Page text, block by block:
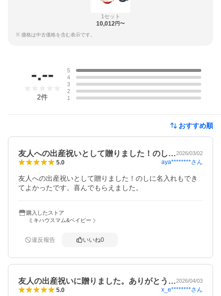
1セット
10,012円〜
※ 価格は中古価格を含む表示です。
-.--
2件
5
4
3
2
1
おすすめ順
友人への出産祝いとして贈りました！のし…2026/03/02
5.0 aya********さん
友人への出産祝いとして贈りました！のしに名入れもでき
てよかったです。喜んでもらえました。
購入したストア
ミキハウスマム&ベイビー
違反報告 いいね0
友人の出産祝いに贈りました。ありがとう…2026/04/03
5.0 x_e********さん